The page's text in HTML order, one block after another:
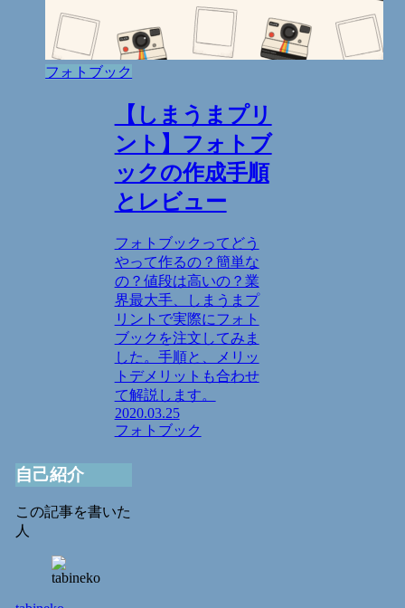
フォトブック
【しまうまプリ
ント】フォトブ
ックの作成手順
とレビュー
フォトブックってどう
やって作るの？簡単な
の？値段は高いの？業
界最大手、しまうまプ
リントで実際にフォト
ブックを注文してみま
した。手順と、メリッ
トデメリットも合わせ
て解説します。
2020.03.25
フォトブック
自己紹介
この記事を書いた
人